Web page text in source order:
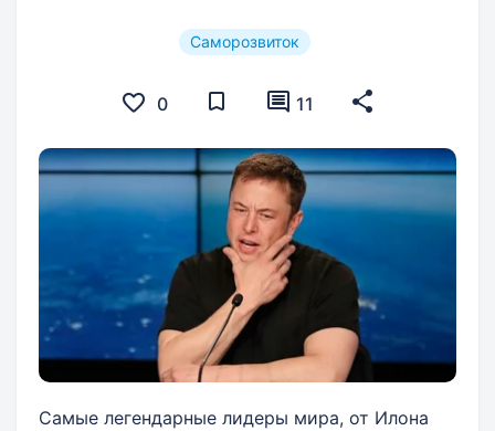
Саморозвиток
0 11
Самые легендарные лидеры мира, от Илона